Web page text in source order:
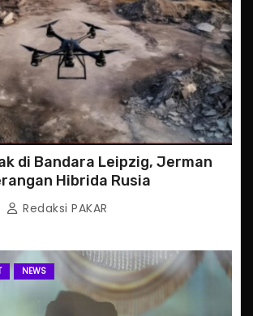
di Bandara Leipzig, Jerman
Hibrida Rusia
Redaksi PAKAR
NEWS